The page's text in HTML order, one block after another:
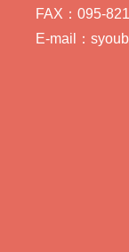
FAX：095-
E-mail：